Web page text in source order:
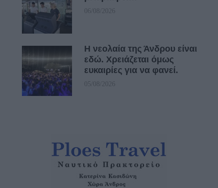
06/08/2026
Η νεολαία της Άνδρου είναι
εδώ. Χρειάζεται όμως
ευκαιρίες για να φανεί.
05/08/2026